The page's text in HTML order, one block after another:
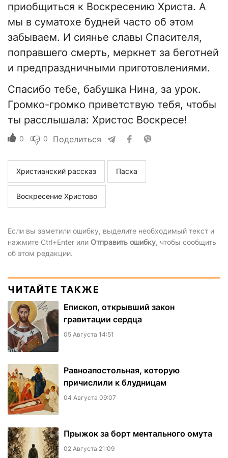
приобщиться к Воскресению Христа. А
мы в суматохе будней часто об этом
забываем. И сиянье славы Спасителя,
поправшего смерть, меркнет за беготней
и предпраздничными приготовлениями.
Спасибо тебе, бабушка Нина, за урок.
Громко-громко приветствую тебя, чтобы
ты расслышала: Христос Воскресе!
0 0 Поделиться
Христианский рассказ Пасха
Воскресение Христово
Если вы заметили ошибку, выделите необходимый текст и
нажмите Ctrl+Enter или Отправить ошибку, чтобы сообщить
об этом редакции.
ЧИТАЙТЕ ТАКЖЕ
Епископ, открывший закон
гравитации сердца
05 Августа 14:51
Равноапостольная, которую
причислили к блудницам
04 Августа 09:07
​Прыжок за борт ментального омута
02 Августа 21:09